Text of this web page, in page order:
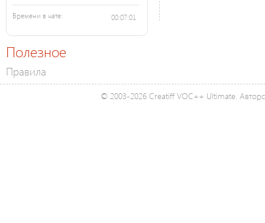
Времени в чате: 00:07:01
Полезное
Правила
© 2003-2026 Creatiff VOC++ Ultimate.